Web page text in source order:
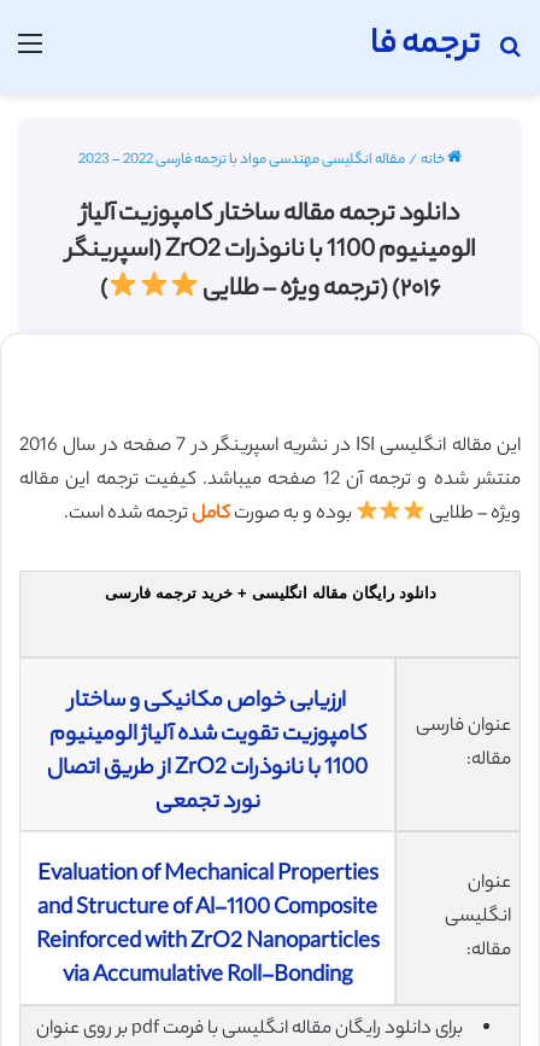
ترجمه فا
جستجو برای
خانه/مقاله انگلیسی مهندسی مواد با ترجمه فارسی 2022 - 2023
دانلود ترجمه مقاله ساختار کامپوزیت آلیاژ
الومینیوم 1100 با نانوذرات ZrO2 (اسپرینگر
۲۰۱۶) (ترجمه ویژه – طلایی
)
این مقاله انگلیسی ISI در نشریه اسپرینگر در 7 صفحه در سال 2016
منتشر شده و ترجمه آن 12 صفحه میباشد. کیفیت ترجمه این مقاله
ویژه – طلایی
بوده و به صورتکاملترجمه شده است.
دانلود رایگان مقاله انگلیسی + خرید ترجمه فارسی
عنوان فارسی
مقاله:
ارزیابی خواص مکانیکی و ساختار
کامپوزیت تقویت شده آلیاژ الومینیوم
1100 با نانوذرات ZrO2 از طریق اتصال
نورد تجمعی
عنوان
انگلیسی
مقاله:
Evaluation of Mechanical Properties
and Structure of Al-1100 Composite
Reinforced with ZrO2 Nanoparticles
via Accumulative Roll-Bonding
برای دانلود رایگان مقاله انگلیسی با فرمت pdf بر روی عنوان